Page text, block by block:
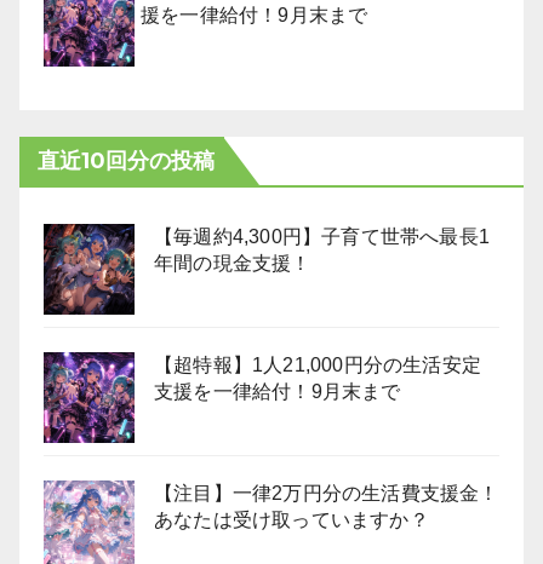
援を一律給付！9月末まで
直近10回分の投稿
【毎週約4,300円】子育て世帯へ最長1
年間の現金支援！
【超特報】1人21,000円分の生活安定
支援を一律給付！9月末まで
【注目】一律2万円分の生活費支援金！
あなたは受け取っていますか？